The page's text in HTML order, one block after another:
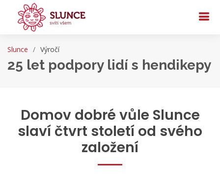
Slunce Výročí
25 let podpory lidí s hendikepy
Domov dobré vůle Slunce
slaví čtvrt století od svého
založení